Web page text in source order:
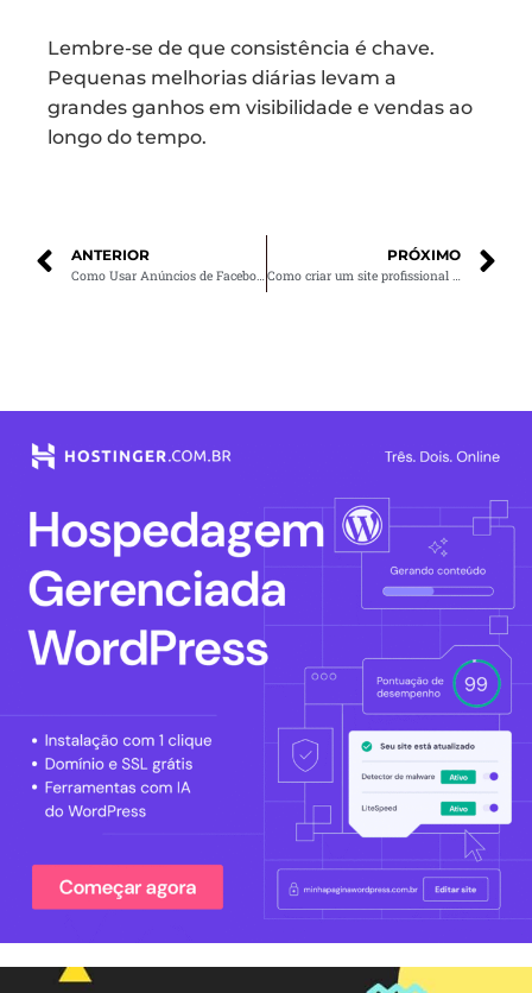
Lembre-se de que consistência é chave.
Pequenas melhorias diárias levam a
grandes ganhos em visibilidade e vendas ao
longo do tempo.
ANTERIOR PRÓXIMO